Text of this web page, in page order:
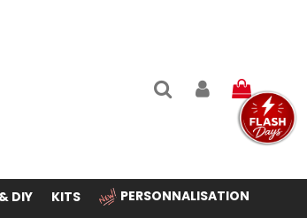
DIY KITS
PERSONNALISATION